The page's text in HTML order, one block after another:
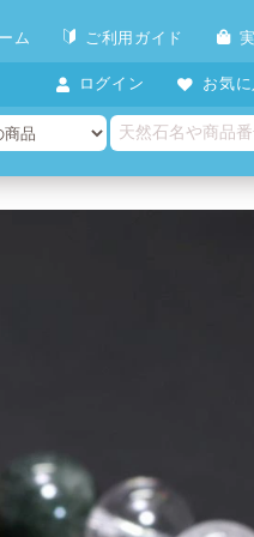
ム ご利用ガイド
ログイン お気に